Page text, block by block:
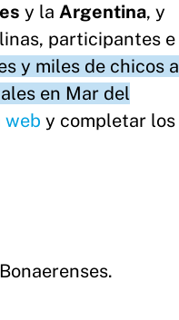
y la Argentina, y
participantes e
y miles de chicos a
en Mar del
web y completar los